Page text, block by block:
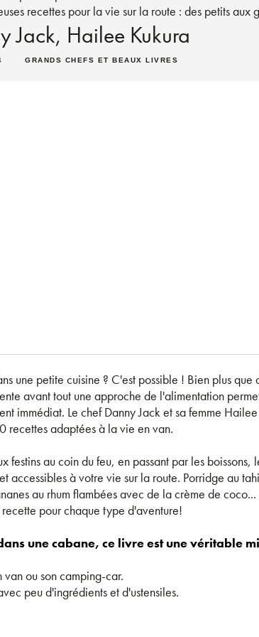
recettes pour la vie sur la route : des petits aux
Jack, Hailee Kukura
GRANDS CHEFS ET BEAUX LIVRES
une petite cuisine ? C'est possible ! Bien plus que
avant tout une approche de l'alimentation
immédiat. Le chef Danny Jack et sa femme
recettes adaptées à la vie en van.
au coin du feu, en passant par les boissons,
accessibles à votre vie sur la route. Porridge au
au rhum flambées avec de la crème de
pour chaque type d'aventure!
une cabane, ce livre est une véritable
ou son camping-car.
peu d'ingrédients et d'ustensiles.